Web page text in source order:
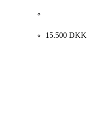
15.500 DKK